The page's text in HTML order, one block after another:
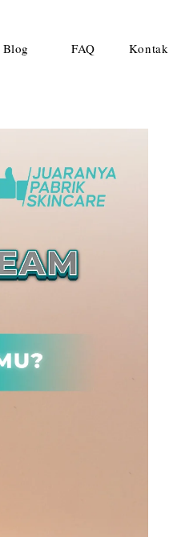
Blog FAQ Kontak